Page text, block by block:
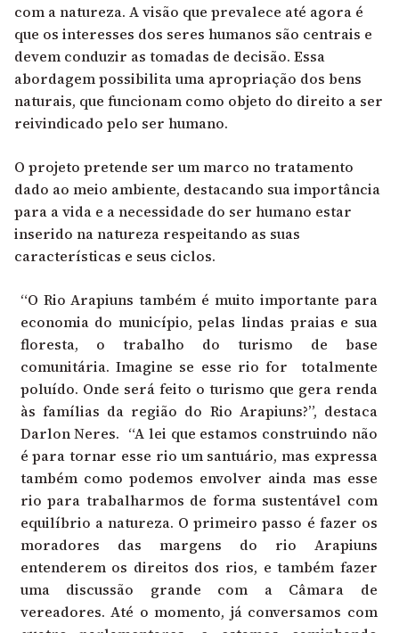
com a natureza. A visão que prevalece até agora é
que os interesses dos seres humanos são centrais e
devem conduzir as tomadas de decisão. Essa
abordagem possibilita uma apropriação dos bens
naturais, que funcionam como objeto do direito a ser
reivindicado pelo ser humano.
O projeto pretende ser um marco no tratamento
dado ao meio ambiente, destacando sua importância
para a vida e a necessidade do ser humano estar
inserido na natureza respeitando as suas
características e seus ciclos.
“O Rio Arapiuns também é muito importante para
economia do município, pelas lindas praias e sua
floresta, o trabalho do turismo de base
comunitária. Imagine se esse rio for totalmente
poluído. Onde será feito o turismo que gera renda
às famílias da região do Rio Arapiuns?”, destaca
Darlon Neres. “A lei que estamos construindo não
é para tornar esse rio um santuário, mas expressa
também como podemos envolver ainda mas esse
rio para trabalharmos de forma sustentável com
equilíbrio a natureza. O primeiro passo é fazer os
moradores das margens do rio Arapiuns
entenderem os direitos dos rios, e também fazer
uma discussão grande com a Câmara de
vereadores. Até o momento, já conversamos com